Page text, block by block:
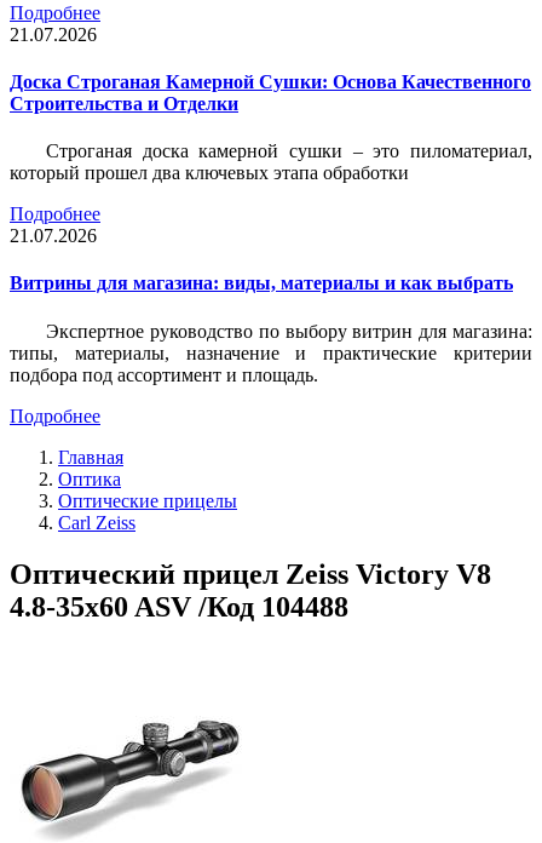
Подробнее
21.07.2026
Доска Строганая Камерной Сушки: Основа Качественного
Строительства и Отделки
Строганая доска камерной сушки – это пиломатериал,
который прошел два ключевых этапа обработки
Подробнее
21.07.2026
Витрины для магазина: виды, материалы и как выбрать
Экспертное руководство по выбору витрин для магазина:
типы, материалы, назначение и практические критерии
подбора под ассортимент и площадь.
Подробнее
Главная
Оптика
Оптические прицелы
Carl Zeiss
Оптический прицел Zeiss Victory V8
4.8-35x60 ASV /Код 104488